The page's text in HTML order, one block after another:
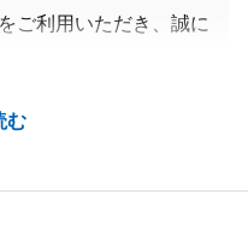
む
ご利用いただき、誠に
いただける不動産が見
す。
したらお気軽にご相談